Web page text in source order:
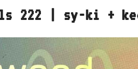
222 | sy-ki +